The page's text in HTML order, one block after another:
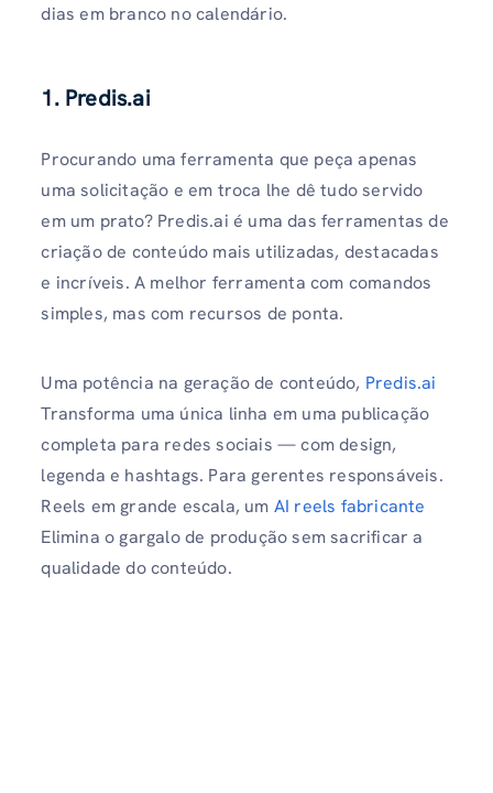
dias em branco no calendário.
1. Predis.ai
Procurando uma ferramenta que peça apenas
uma solicitação e em troca lhe dê tudo servido
em um prato? Predis.ai é uma das ferramentas de
criação de conteúdo mais utilizadas, destacadas
e incríveis. A melhor ferramenta com comandos
simples, mas com recursos de ponta.
Uma potência na geração de conteúdo, Predis.ai
Transforma uma única linha em uma publicação
completa para redes sociais — com design,
legenda e hashtags. Para gerentes responsáveis.
Reels em grande escala, um AI reels fabricante
Elimina o gargalo de produção sem sacrificar a
qualidade do conteúdo.